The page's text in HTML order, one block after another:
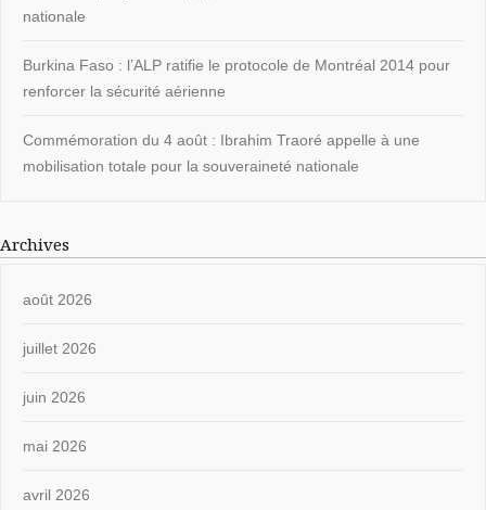
nationale
Burkina Faso : l’ALP ratifie le protocole de Montréal 2014 pour
renforcer la sécurité aérienne
Commémoration du 4 août : Ibrahim Traoré appelle à une
mobilisation totale pour la souveraineté nationale
Archives
août 2026
juillet 2026
juin 2026
mai 2026
avril 2026